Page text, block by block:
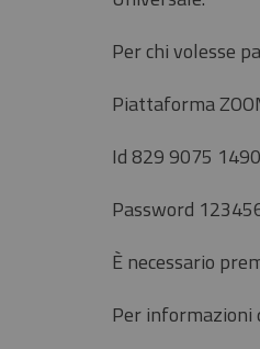
Per chi volesse
Piattaforma
Id 829 9075 1490
Password
È necessario
Per informazioni